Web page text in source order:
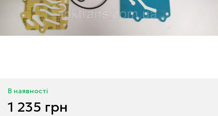
В наявності
1 235 грн